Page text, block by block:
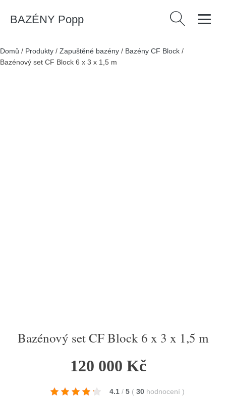
BAZÉNY Popp Vyhledávání
Domů / Produkty / Zapuštěné bazény / Bazény CF Block /
Bazénový set CF Block 6 x 3 x 1,5 m
Bazénový set CF Block 6 x 3 x 1,5 m
120 000 Kč
4.1 / 5 ( 30 hodnocení )